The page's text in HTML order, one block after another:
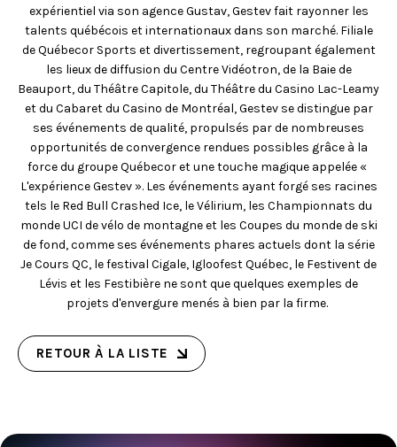
expérientiel via son agence Gustav, Gestev fait rayonner les
talents québécois et internationaux dans son marché. Filiale
de Québecor Sports et divertissement, regroupant également
les lieux de diffusion du Centre Vidéotron, de la Baie de
Beauport, du Théâtre Capitole, du Théâtre du Casino Lac-Leamy
et du Cabaret du Casino de Montréal, Gestev se distingue par
ses événements de qualité, propulsés par de nombreuses
opportunités de convergence rendues possibles grâce à la
force du groupe Québecor et une touche magique appelée «
L'expérience Gestev ». Les événements ayant forgé ses racines
tels le Red Bull Crashed Ice, le Vélirium, les Championnats du
monde UCI de vélo de montagne et les Coupes du monde de ski
de fond, comme ses événements phares actuels dont la série
Je Cours QC, le festival Cigale, Igloofest Québec, le Festivent de
Lévis et les Festibière ne sont que quelques exemples de
projets d'envergure menés à bien par la firme.
RETOUR À LA LISTE